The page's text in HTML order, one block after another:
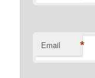
Email *